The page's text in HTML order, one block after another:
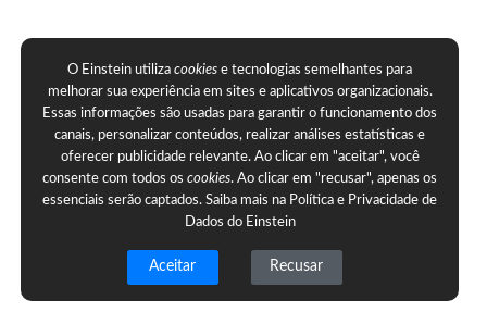
O Einstein utilizacookies e tecnologias semelhantes para
melhorar sua experiência em sites e aplicativos organizacionais.
Essas informações são usadas para garantir o funcionamento dos
canais, personalizar conteúdos, realizar análises estatísticas e
oferecer publicidade relevante. Ao clicar em "aceitar", você
consente com todos oscookies. Ao clicar em "recusar", apenas os
essenciais serão captados. Saiba mais na Política e Privacidade de
Dados do Einstein
Aceitar Recusar